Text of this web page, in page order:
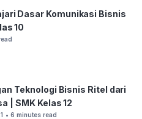
Dasar Komunikasi Bisnis
10
Teknologi Bisnis Ritel dari
| SMK Kelas 12
• 6 minutes read